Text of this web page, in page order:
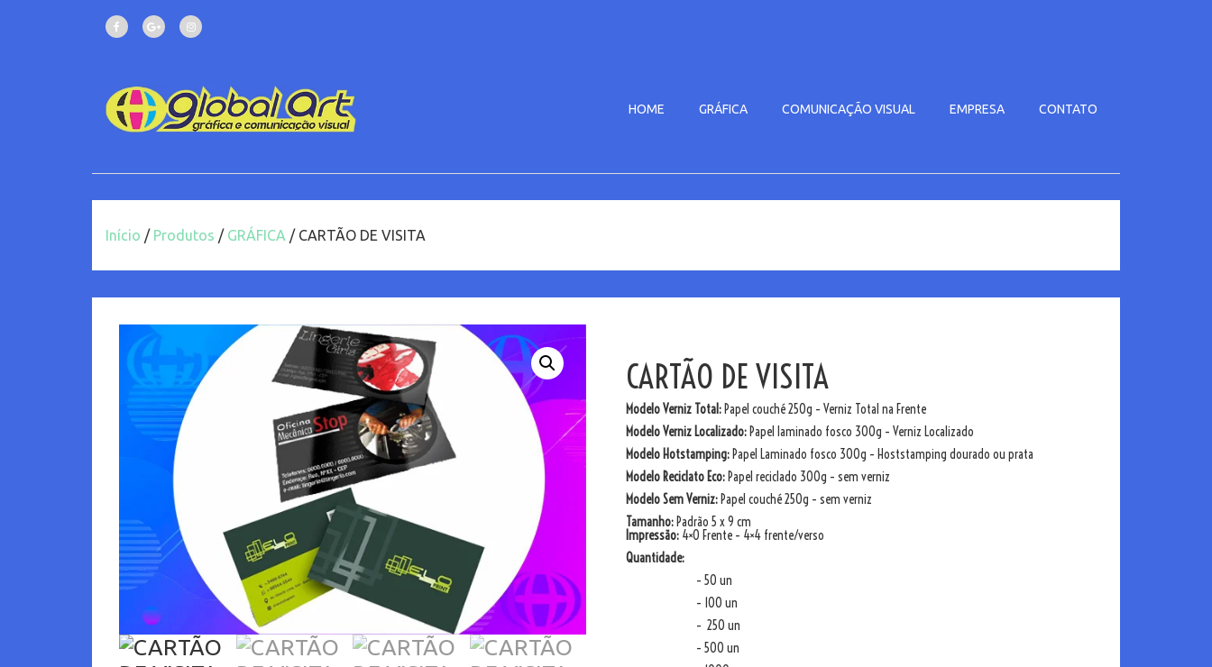
HOME GRÁFICA COMUNICAÇÃO VISUAL EMPRESA CONTATO
Início / Produtos / GRÁFICA / CARTÃO DE VISITA
CARTÃO DE VISITA
Modelo Verniz Total:Papel couché 250g – Verniz Total na Frente
Modelo Verniz Localizado:Papel laminado fosco 300g – Verniz Localizado
Modelo Hotstamping:Papel Laminado fosco 300g – Hoststamping dourado ou prata
Modelo Reciclato Eco:Papel reciclado 300g – sem verniz
Modelo Sem Verniz: Papel couché 250g – sem verniz
Tamanho: Padrão 5 x 9 cm
Impressão: 4×0 Frente – 4×4 frente/verso
Quantidade:
– 50 un
– 100 un
– 250 un
– 500 un